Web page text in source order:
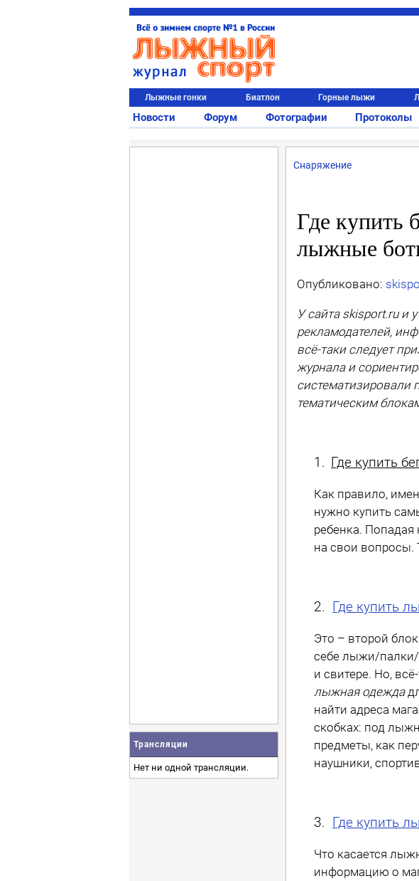
Лыжные гонки Биатлон Горные лыжи
Новости Форум Фотографии Протоколы
Трансляции
Нет ни одной трансляции.
Снаряжение
Где купить
лыжные
Опубликовано:
У сайта skisport.ruи у
рекламодателей,
всё-таки следует
журнала и
систематизировали
тематическим
1. Где купить
Как правило,
нужно купить
ребенка.
на свои вопросы.
2. Где купить
Это – второй
себе лыжи/
и свитере. Но,
лыжная одежда
найти адреса
скобках: под
предметы, как
наушники,
3. Где купить
Что касается
информацию о